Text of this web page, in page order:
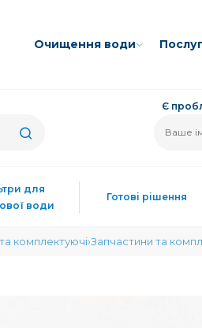
Очищення води
Є
для
води
Готові рішення
комплектуючі Запчастини та